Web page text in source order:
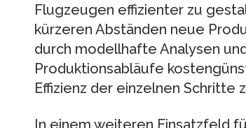
Flugzeugen effizienter zu
kürzeren Abständen neue
durch modellhafte Analysen
Produktionsabläufe
Effizienz der einzelnen Schritte